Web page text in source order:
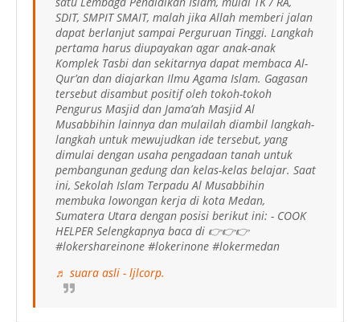
SDIT, SMPIT SMAIT, malah jika Allah memberi jalan
dapat berlanjut sampai Perguruan Tinggi. Langkah
pertama harus diupayakan agar anak-anak
Komplek Tasbi dan sekitarnya dapat membaca Al-
Qur’an dan diajarkan Ilmu Agama Islam. Gagasan
tersebut disambut positif oleh tokoh-tokoh
Pengurus Masjid dan Jama’ah Masjid Al
Musabbihin lainnya dan mulailah diambil langkah-
langkah untuk mewujudkan ide tersebut, yang
dimulai dengan usaha pengadaan tanah untuk
pembangunan gedung dan kelas-kelas belajar. Saat
ini, Sekolah Islam Terpadu Al Musabbihin
membuka lowongan kerja di kota Medan,
Sumatera Utara dengan posisi berikut ini: - COOK
HELPER Selengkapnya baca di 👉👉👉
#lokershareinone #lokerinone #lokermedan
♬ suara asli - ljlcorp.